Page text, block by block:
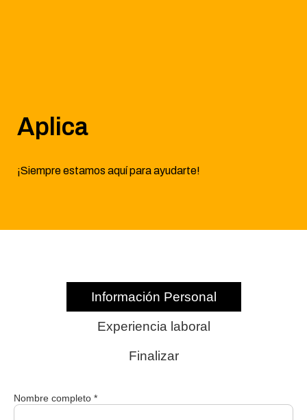
Aplica
¡Siempre estamos aquí para ayudarte!
Información Personal
Experiencia laboral
Finalizar
Nombre completo *